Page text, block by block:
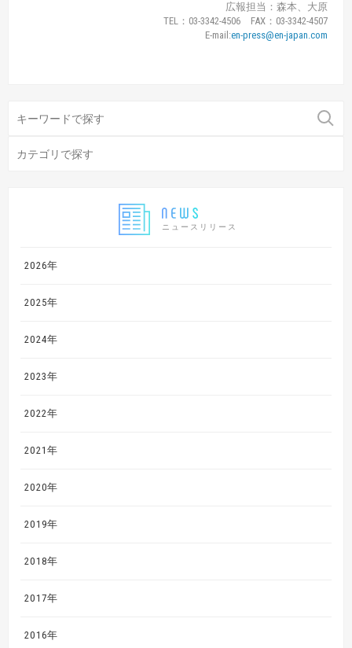
ニュースリリース
2026年
2025年
2024年
2023年
2022年
2021年
2020年
2019年
2018年
2017年
2016年
広報担当：森本、大原
TEL：03-3342-4506 FAX：03-3342-4507
E-mail:en-press@en-japan.com